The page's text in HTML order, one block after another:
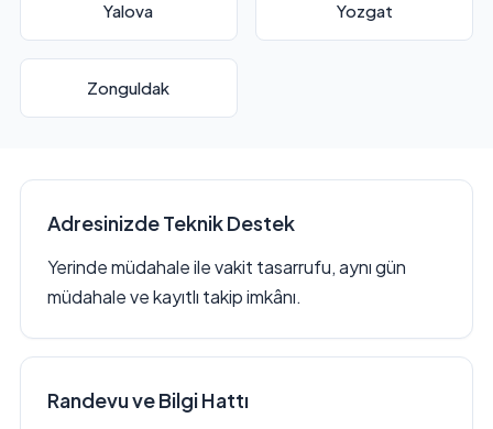
Yalova Yozgat
Zonguldak
Adresinizde Teknik Destek
Yerinde müdahale ile vakit tasarrufu, aynı gün
müdahale ve kayıtlı takip imkânı.
Randevu ve Bilgi Hattı